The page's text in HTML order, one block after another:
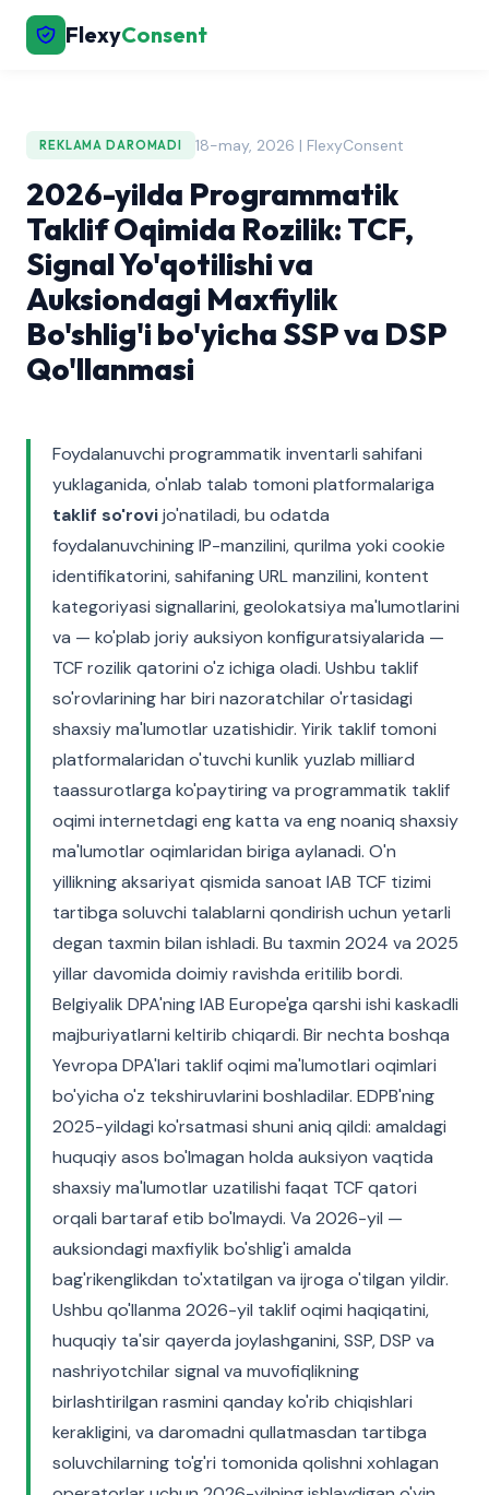
FlexyConsent
REKLAMA DAROMADI 18-may, 2026 | FlexyConsent
2026-yilda Programmatik
Taklif Oqimida Rozilik: TCF,
Signal Yo'qotilishi va
Auksiondagi Maxfiylik
Bo'shlig'i bo'yicha SSP va DSP
Qo'llanmasi
Foydalanuvchi programmatik inventarli sahifani
yuklaganida, o'nlab talab tomoni platformalariga
taklif so'rovijo'natiladi, bu odatda
foydalanuvchining IP-manzilini, qurilma yoki cookie
identifikatorini, sahifaning URL manzilini, kontent
kategoriyasi signallarini, geolokatsiya ma'lumotlarini
va — ko'plab joriy auksiyon konfiguratsiyalarida —
TCF rozilik qatorini o'z ichiga oladi. Ushbu taklif
so'rovlarining har biri nazoratchilar o'rtasidagi
shaxsiy ma'lumotlar uzatishidir. Yirik taklif tomoni
platformalaridan o'tuvchi kunlik yuzlab milliard
taassurotlarga ko'paytiring va programmatik taklif
oqimi internetdagi eng katta va eng noaniq shaxsiy
ma'lumotlar oqimlaridan biriga aylanadi. O'n
yillikning aksariyat qismida sanoat IAB TCF tizimi
tartibga soluvchi talablarni qondirish uchun yetarli
degan taxmin bilan ishladi. Bu taxmin 2024 va 2025
yillar davomida doimiy ravishda eritilib bordi.
Belgiyalik DPA'ning IAB Europe'ga qarshi ishi kaskadli
majburiyatlarni keltirib chiqardi. Bir nechta boshqa
Yevropa DPA'lari taklif oqimi ma'lumotlari oqimlari
bo'yicha o'z tekshiruvlarini boshladilar. EDPB'ning
2025-yildagi ko'rsatmasi shuni aniq qildi: amaldagi
huquqiy asos bo'lmagan holda auksiyon vaqtida
shaxsiy ma'lumotlar uzatilishi faqat TCF qatori
orqali bartaraf etib bo'lmaydi. Va 2026-yil —
auksiondagi maxfiylik bo'shlig'i amalda
bag'rikenglikdan to'xtatilgan va ijroga o'tilgan yildir.
Ushbu qo'llanma 2026-yil taklif oqimi haqiqatini,
huquqiy ta'sir qayerda joylashganini, SSP, DSP va
nashriyotchilar signal va muvofiqlikning
birlashtirilgan rasmini qanday ko'rib chiqishlari
kerakligini, va daromadni qullatmasdan tartibga
soluvchilarning to'g'ri tomonida qolishni xohlagan